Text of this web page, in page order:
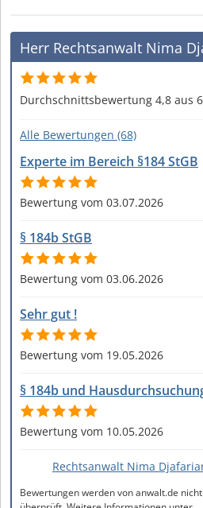
Herr Rechtsanwalt Nima
Durchschnittsbewertung 4,8 aus
Alle Bewertungen (68)
Experte im Bereich §184 StGB
Bewertung vom 03.07.2026
§ 184b StGB
Bewertung vom 03.06.2026
Sehr gut !
Bewertung vom 19.05.2026
§ 184b und
Bewertung vom 10.05.2026
Rechtsanwalt Nima
Bewertungen werden von anwalt.de